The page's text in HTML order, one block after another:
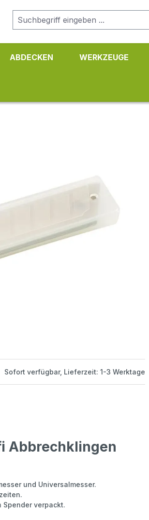
ABDECKEN WERKZEUGE
Sofort verfügbar, Lieferzeit: 1-3 Werktage
Abbrechklingen
und Universalmesser.
Spender verpackt.